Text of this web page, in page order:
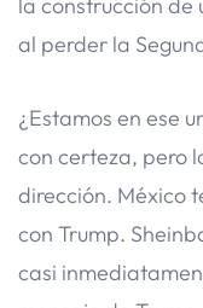
la construcción de
al perder la
¿Estamos en ese
con certeza, pero
dirección. México
con Trump.
casi